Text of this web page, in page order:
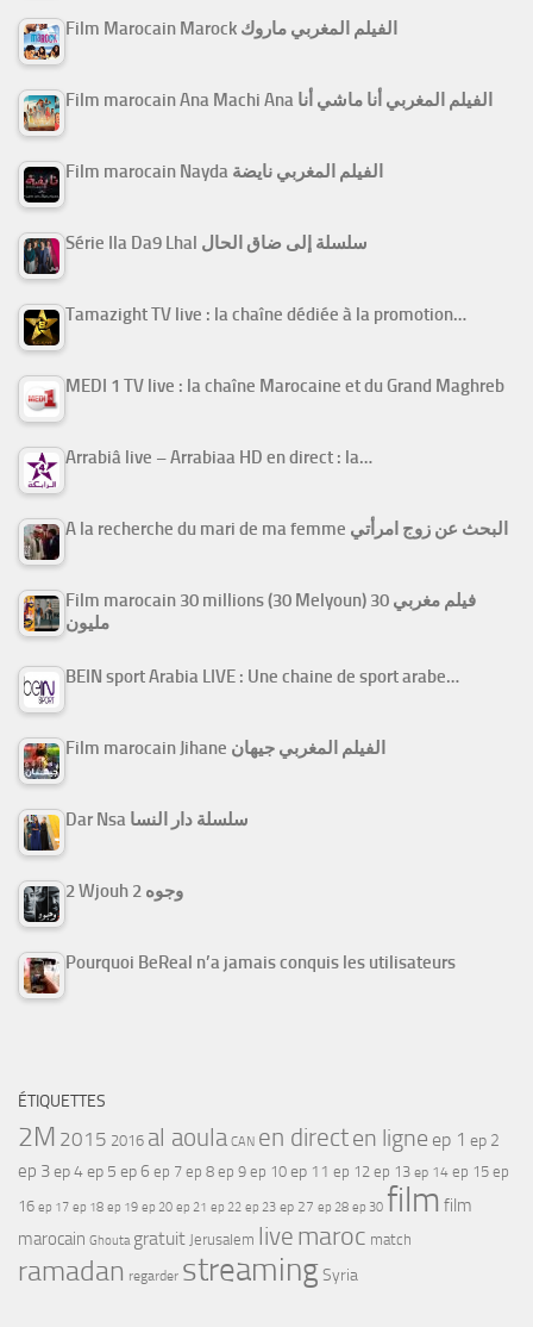
Film Marocain Marock الفيلم المغربي ماروك
Film marocain Ana Machi Ana الفيلم المغربي أنا ماشي أنا
Film marocain Nayda الفيلم المغربي نايضة
Série Ila Da9 Lhal سلسلة إلى ضاق الحال
Tamazight TV live : la chaîne dédiée à la promotion…
MEDI 1 TV live : la chaîne Marocaine et du Grand Maghreb
Arrabiâ live – Arrabiaa HD en direct : la…
A la recherche du mari de ma femme البحث عن زوج امرأتي
Film marocain 30 millions (30 Melyoun) فيلم مغربي 30
مليون
BEIN sport Arabia LIVE : Une chaine de sport arabe…
Film marocain Jihane الفيلم المغربي جيهان
Dar Nsa سلسلة دار النسا
2 Wjouh 2 وجوه
Pourquoi BeReal n’a jamais conquis les utilisateurs
ÉTIQUETTES
2M 2015 2016 al aoula CAN en directen ligne ep 1 ep 2
ep 3ep 4ep 5 ep 6 ep 7 ep 8 ep 9 ep 10 ep 11 ep 12 ep 13 ep 14 ep 15 ep
16 ep 17 ep 18 ep 19 ep 20 ep 21 ep 22 ep 23 ep 27 ep 28 ep 30 film film
marocain Ghouta gratuit Jerusalem live maroc match
ramadan regarder streamingSyria